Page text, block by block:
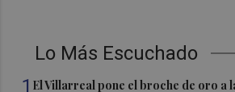
Lo Más Escuchado
1 El Villarreal pone el broche de oro a